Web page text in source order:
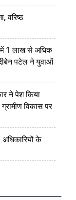
वरिष्ठ
में 1 लाख से अधिक
पटेल ने युवाओं
ने पेश किया
विकास पर
के